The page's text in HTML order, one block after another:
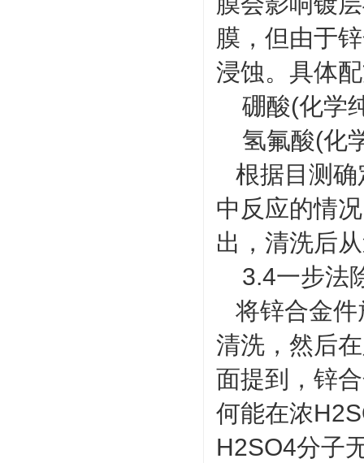
膜，但由于
浸蚀。具体
硼酸(化学
氢氟酸(化
根据目测确
中反应的情
出，清洗后
3.4一步法
将锌合金件
清洗，然后
面提到，锌
何能在浓
H2SO4分子